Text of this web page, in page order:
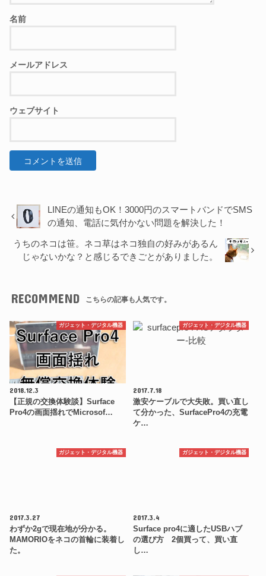
名前
メールアドレス
ウェブサイト
LINEの通知もOK！3000円のスマートバンドでSMS
の通知、電話に気付かない問題を解決した！
うちのネコは笹。ネコ草はネコ独自の好みがあるん
じゃないかな？と感じるできごとがありました。
RECOMMEND こちらの記事も人気です。
ガジェット・デジタル機器
2018.12.3
【正規の交換体験談】Surface
Pro4の画面揺れでMicrosof…
ガジェット・デジタル機器
2017.7.18
激安ケーブルで大失敗。買い直し
て分かった、SurfacePro4の充電
ケ…
ガジェット・デジタル機器
2017.3.27
わずか2gで現在地が分かる。
MAMORIOをネコの首輪に装着し
た。
ガジェット・デジタル機器
2017.3.4
Surface pro4に適したUSBハブ
の選び方 2個買って、買い直
し…